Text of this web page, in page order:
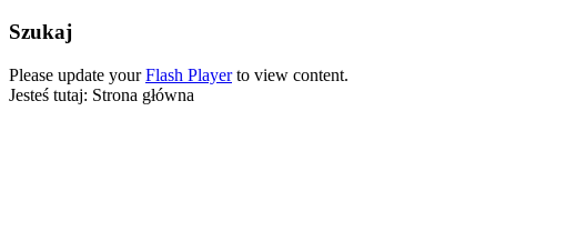
Szukaj
Please update yourFlash Playerto view content.
Jesteś tutaj: Strona główna